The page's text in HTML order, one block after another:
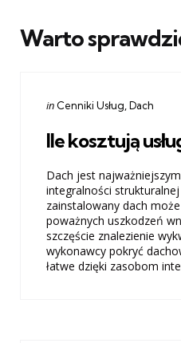
Warto
Categories
Posted
in Cenniki Usług Dach
Ile kosztują
Dach jest
integralności strukturalnej
zainstalowany dach
poważnych uszkodzeń
szczęście znalezienie
wykonawcy pokryć
łatwe dzięki zasobom